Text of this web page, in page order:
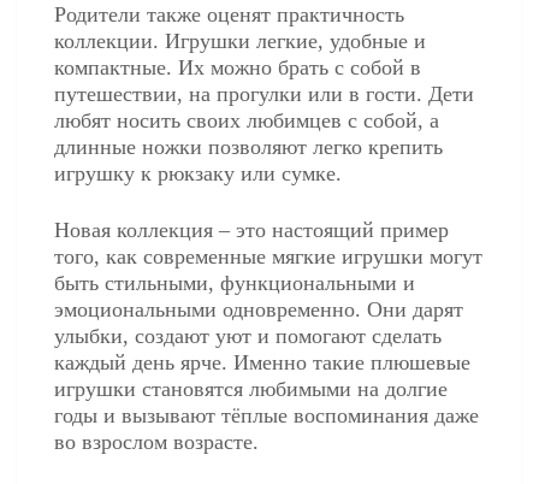
Родители также оценят практичность
коллекции. Игрушки легкие, удобные и
компактные. Их можно брать с собой в
путешествии, на прогулки или в гости. Дети
любят носить своих любимцев с собой, а
длинные ножки позволяют легко крепить
игрушку к рюкзаку или сумке.
Новая коллекция – это настоящий пример
того, как современные мягкие игрушки могут
быть стильными, функциональными и
эмоциональными одновременно. Они дарят
улыбки, создают уют и помогают сделать
каждый день ярче. Именно такие плюшевые
игрушки становятся любимыми на долгие
годы и вызывают тёплые воспоминания даже
во взрослом возрасте.